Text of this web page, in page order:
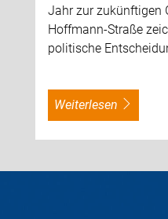
Jahr zur zukünftigen
Hoffmann-Straße
politische
weiterlesen